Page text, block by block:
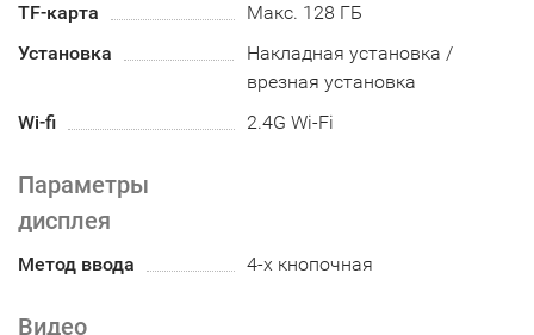
TF-карта
Макс. 128 ГБ
Установка
Накладная установка /
врезная установка
Wi-fi
2.4G Wi-Fi
Параметры
дисплея
Метод ввода 4-х кнопочная
Видео